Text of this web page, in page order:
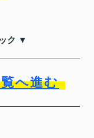
ク ▼
へ進む